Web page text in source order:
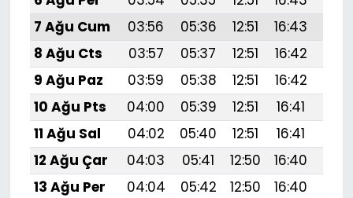
7 Ağu Cum
03:56 05:36 12:51 16:43
8 Ağu Cts
03:57 05:37 12:51 16:42
9 Ağu Paz
03:59 05:38 12:51 16:42
10 Ağu Pts
04:00 05:39 12:51 16:41
11 Ağu Sal
04:02 05:40 12:51 16:41
12 Ağu Çar
04:03 05:41 12:50 16:40
13 Ağu Per
04:04 05:42 12:50 16:40